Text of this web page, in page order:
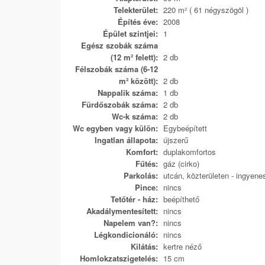
Telekterület: 220 m² ( 61 négyszögöl )
Építés éve: 2008
Épület szintjei: 1
Egész szobák száma
(12 m² felett): 2 db
Félszobák száma (6-12
m² között): 2 db
Nappalik száma: 1 db
Fürdőszobák száma: 2 db
Wc-k száma: 2 db
Wc egyben vagy külön: Egybeépített
Ingatlan állapota: újszerű
Komfort: duplakomfortos
Fűtés: gáz (cirko)
Parkolás: utcán, közterületen -
Pince: nincs
Tetőtér - ház: beépíthető
Akadálymentesített: nincs
Napelem van?: nincs
Légkondicionáló: nincs
Kilátás: kertre néző
Homlokzatszigetelés: 15 cm